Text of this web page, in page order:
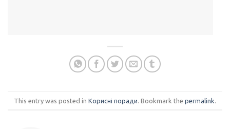
This entry was posted in Корисні поради . Bookmark the permalink